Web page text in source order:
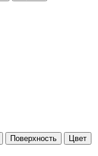
Поверхность
Цвет